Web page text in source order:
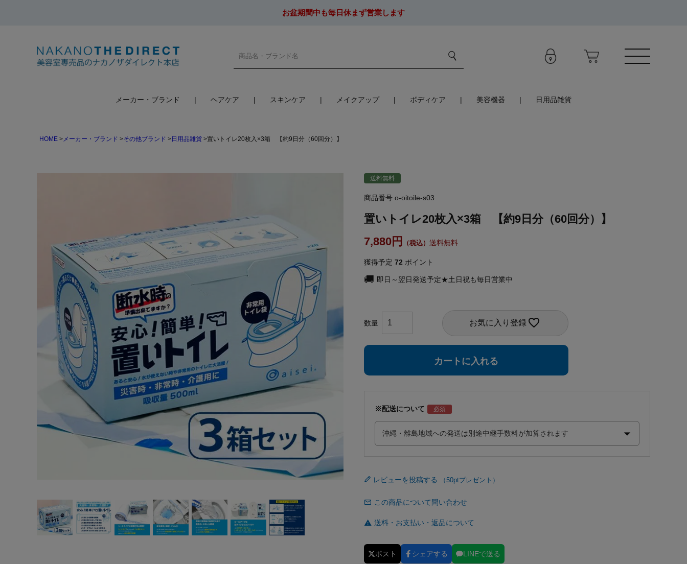
お盆期間中も毎日休まず営業します
メーカー・ブランド ヘアケア スキンケア メイクアップ ボディケア 美容機器 日用品雑貨
HOME メーカー・ブランド その他ブランド 日用品雑貨 置いトイレ20枚入×3箱 【約9日分（60回分）】
送料無料
商品番号 o-oitoile-s03
置いトイレ20枚入×3箱 【約9日分（60回分）】
7,880
送料無料
獲得予定 72 ポイント
即日～翌日発送予定★土日祝も毎日営業中
お気に入り登録
カートに入れる
※配送について
レビューを投稿する
この商品について問い合わせ
送料・お支払い・返品について
ポスト シェアする LINEで送る